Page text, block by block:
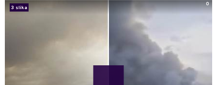
3 slika
0